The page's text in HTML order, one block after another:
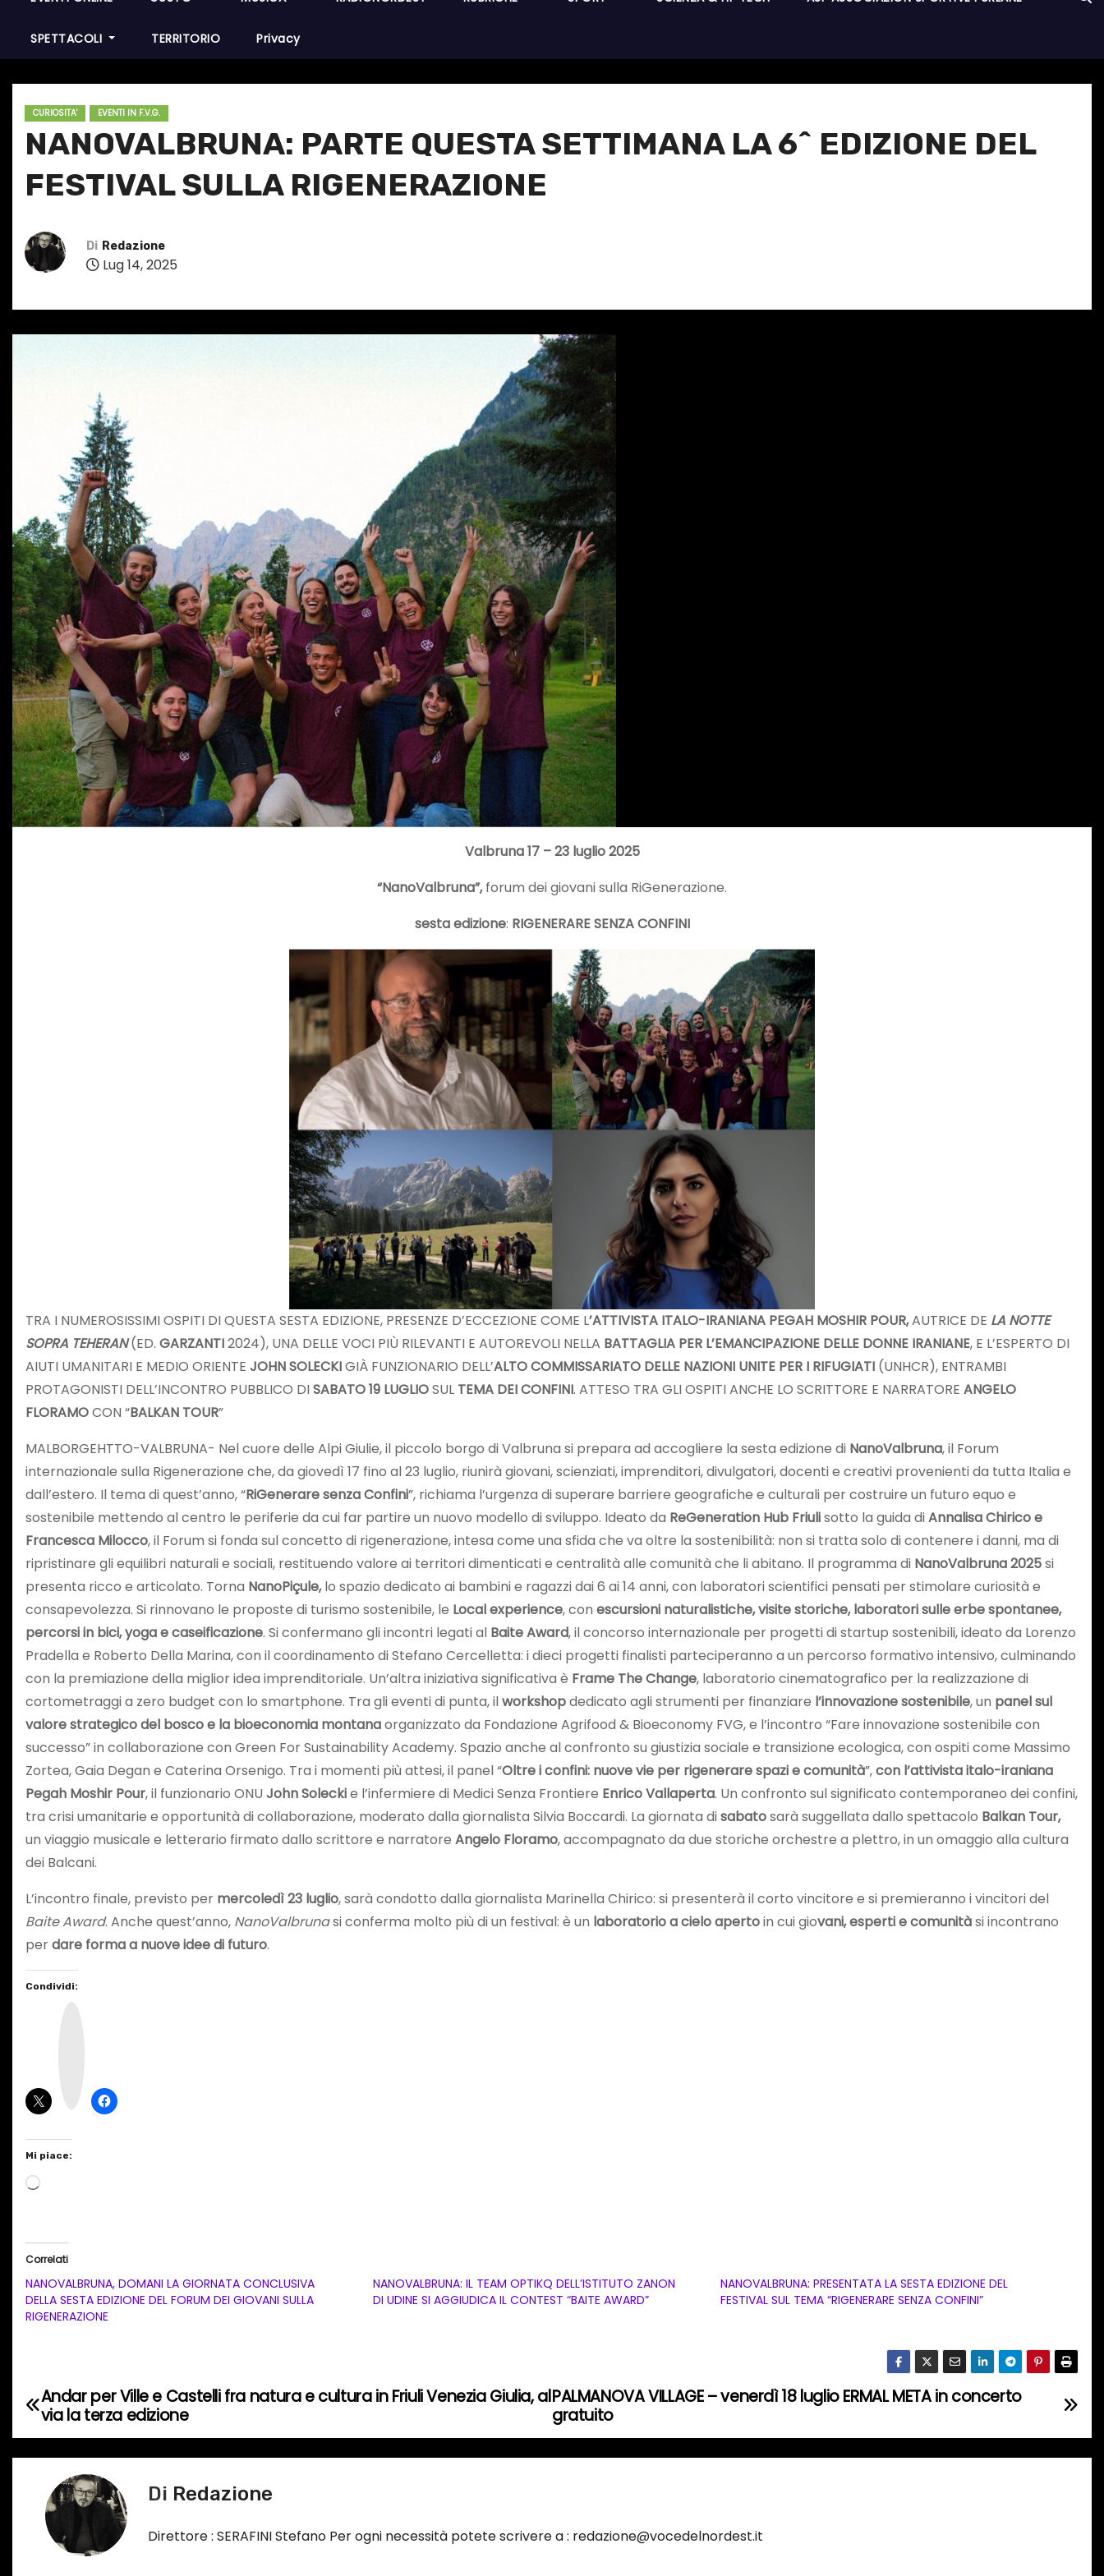
SPETTACOLI TERRITORIO Privacy
CURIOSITA' EVENTI IN F.V.G.
NANOVALBRUNA: PARTE QUESTA SETTIMANA LA 6^ EDIZIONE DEL
FESTIVAL SULLA RIGENERAZIONE
Di Redazione
Lug 14, 2025
Valbruna 17 – 23 luglio 2025
“NanoValbruna”,forum dei giovani sulla RiGenerazione.
sesta edizione: RIGENERARE SENZA CONFINI
TRA I NUMEROSISSIMI OSPITI DI QUESTA SESTA EDIZIONE, PRESENZE D’ECCEZIONE COME L’ATTIVISTA ITALO-IRANIANA PEGAH MOSHIR POUR,AUTRICE DE LA NOTTE
SOPRA TEHERAN(ED. GARZANTI2024), UNA DELLE VOCI PIÙ RILEVANTI E AUTOREVOLI NELLA BATTAGLIA PER L’EMANCIPAZIONE DELLE DONNE IRANIANE, E L’ESPERTO DI
AIUTI UMANITARI E MEDIO ORIENTE JOHN SOLECKIGIÀ FUNZIONARIO DELL’ALTO COMMISSARIATO DELLE NAZIONI UNITE PER I RIFUGIATI (UNHCR), ENTRAMBI
PROTAGONISTI DELL’INCONTRO PUBBLICO DISABATO 19 LUGLIOSUL TEMA DEI CONFINI. ATTESO TRA GLI OSPITI ANCHE LO SCRITTORE E NARRATORE ANGELO
FLORAMOCON “BALKAN TOUR”
MALBORGEHTTO-VALBRUNA- Nel cuore delle Alpi Giulie, il piccolo borgo di Valbruna si prepara ad accogliere la sesta edizione di NanoValbruna, il Forum
internazionale sulla Rigenerazione che, da giovedì 17 fino al 23 luglio, riunirà giovani, scienziati, imprenditori, divulgatori, docenti e creativi provenienti da tutta Italia e
dall’estero. Il tema di quest’anno, “RiGenerare senza Confini”, richiama l’urgenza di superare barriere geografiche e culturali per costruire un futuro equo e
sostenibile mettendo al centro le periferie da cui far partire un nuovo modello di sviluppo. Ideato da ReGeneration Hub Friulisotto la guida diAnnalisa Chirico e
Francesca Milocco, il Forum si fonda sul concetto di rigenerazione, intesa come una sfida che va oltre la sostenibilità: non si tratta solo di contenere i danni, ma di
ripristinare gli equilibri naturali e sociali, restituendo valore ai territori dimenticati e centralità alle comunità che li abitano. Il programma di NanoValbruna 2025si
presenta ricco e articolato. Torna NanoPiçule,lo spazio dedicato ai bambini e ragazzi dai 6 ai 14 anni, con laboratori scientifici pensati per stimolare curiosità e
consapevolezza. Si rinnovano le proposte di turismo sostenibile, le Local experience, con escursioni naturalistiche, visite storiche, laboratori sulle erbe spontanee,
percorsi in bici, yoga e caseificazione. Si confermano gli incontri legati al Baite Award, il concorso internazionale per progetti di startup sostenibili, ideato da Lorenzo
Pradella e Roberto Della Marina, con il coordinamento di Stefano Cercelletta: i dieci progetti finalisti parteciperanno a un percorso formativo intensivo, culminando
con la premiazione della miglior idea imprenditoriale. Un’altra iniziativa significativa è Frame The Change, laboratorio cinematografico per la realizzazione di
cortometraggi a zero budget con lo smartphone. Tra gli eventi di punta, ilworkshopdedicato agli strumenti per finanziare l’innovazione sostenibile, un panel sul
valore strategico del bosco e la bioeconomia montanaorganizzato da Fondazione Agrifood & Bioeconomy FVG, e l’incontro “Fare innovazione sostenibile con
successo” in collaborazione con Green For Sustainability Academy. Spazio anche al confronto su giustizia sociale e transizione ecologica, con ospiti come Massimo
Zortea, Gaia Degan e Caterina Orsenigo. Tra i momenti più attesi, il panel “Oltre i confini: nuove vie per rigenerare spazi e comunità”,con l’attivista italo-iraniana
Pegah Moshir Pour, il funzionario ONU John Soleckie l’infermiere di Medici Senza Frontiere Enrico Vallaperta. Un confronto sul significato contemporaneo dei confini,
tra crisi umanitarie e opportunità di collaborazione, moderato dalla giornalista Silvia Boccardi. La giornata disabatosarà suggellata dallo spettacolo Balkan Tour,
un viaggio musicale e letterario firmato dallo scrittore e narratore Angelo Floramo, accompagnato da due storiche orchestre a plettro, in un omaggio alla cultura
dei Balcani.
L’incontro finale, previsto per mercoledì 23 luglio, sarà condotto dalla giornalista Marinella Chirico: si presenterà il corto vincitore e si premieranno i vincitori del
Baite Award. Anche quest’anno, NanoValbrunasi conferma molto più di un festival: è un laboratorio a cielo apertoin cui giovani, esperti e comunitàsi incontrano
perdare forma a nuove idee di futuro.
Condividi:
Mi piace:
C
a
m
t
o
i
n
o
Correlati
NANOVALBRUNA, DOMANI LA GIORNATA CONCLUSIVA
DELLA SESTA EDIZIONE DEL FORUM DEI GIOVANI SULLA
RIGENERAZIONE
NANOVALBRUNA: IL TEAM OPTIKQ DELL’ISTITUTO ZANON
DI UDINE SI AGGIUDICA IL CONTEST “BAITE AWARD”
NANOVALBRUNA: PRESENTATA LA SESTA EDIZIONE DEL
FESTIVAL SUL TEMA “RIGENERARE SENZA CONFINI”
N
a
PALMANOVA VILLAGE – venerdì 18 luglio ERMAL META in concerto
gratuito
Andar per Ville e Castelli fra natura e cultura in Friuli Venezia Giulia, al
via la terza edizione
Di Redazione
Direttore : SERAFINI Stefano Per ogni necessità potete scrivere a : redazione@vocedelnordest.it